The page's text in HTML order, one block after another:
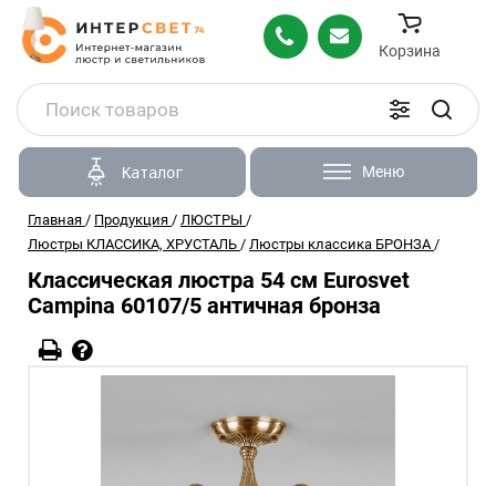
Корзина
Каталог Меню
Главная / Продукция / ЛЮСТРЫ /
Люстры КЛАССИКА, ХРУСТАЛЬ / Люстры классика БРОНЗА /
Классическая люстра 54 см Eurosvet
Campina 60107/5 античная бронза